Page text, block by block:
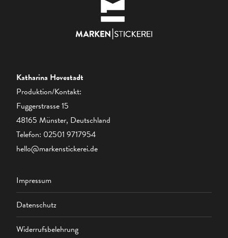
Katharina Hovestadt
Produktion/Kontakt:
Fuggerstrasse 15
48165 Münster, Deutschland
Telefon: 02501 9717954
hello@markenstickerei.de
Impressum
Datenschutz
Widerrufsbelehrung